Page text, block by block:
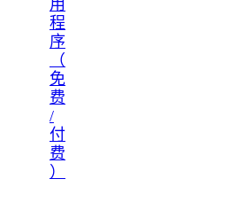
用
程
序
（
免
费
/
付
费
）